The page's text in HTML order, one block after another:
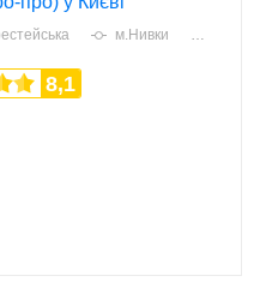
м.Нивки
8,1